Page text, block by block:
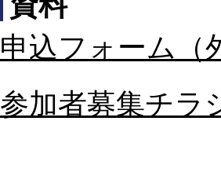
申込フォーム（
参加者募集チラ